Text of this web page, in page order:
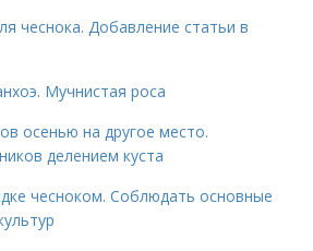
чеснока. Добавление статьи в
Мучнистая роса
осенью на другое место.
делением куста
чесноком. Соблюдать основные